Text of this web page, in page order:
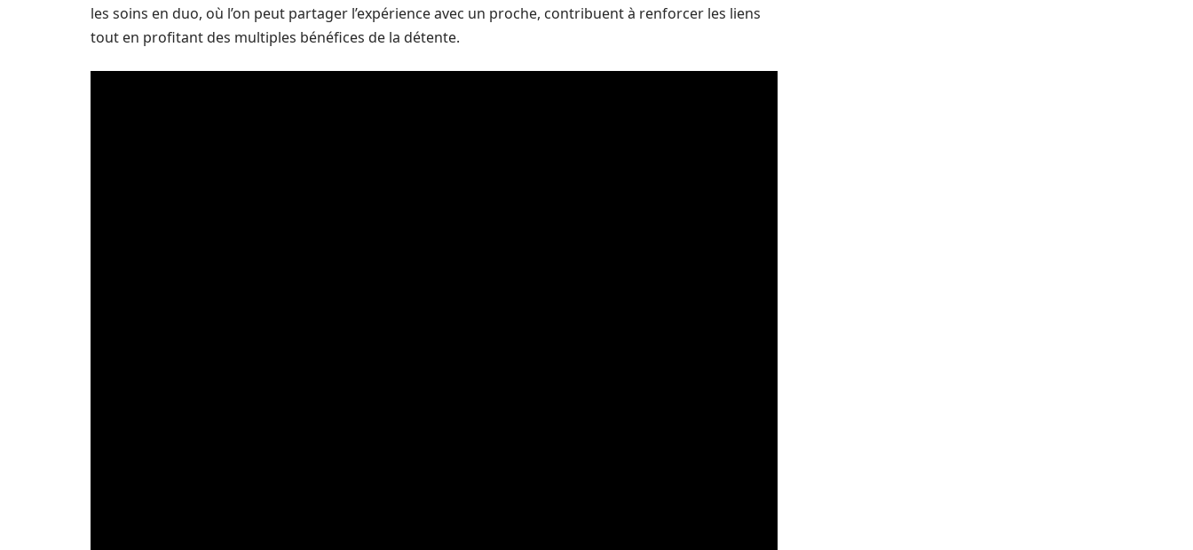
les soins en duo, où l’on peut partager l’expérience avec un proche, contribuent à renforcer les liens
tout en profitant des multiples bénéfices de la détente.